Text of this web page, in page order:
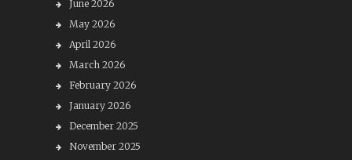
June 2026
May 2026
April 2026
March 2026
February 2026
January 2026
December 2025
November 2025